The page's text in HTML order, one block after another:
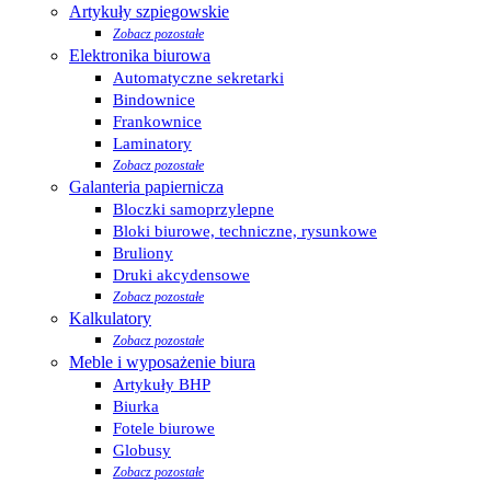
Artykuły szpiegowskie
Zobacz pozostałe
Elektronika biurowa
Automatyczne sekretarki
Bindownice
Frankownice
Laminatory
Zobacz pozostałe
Galanteria papiernicza
Bloczki samoprzylepne
Bloki biurowe, techniczne, rysunkowe
Bruliony
Druki akcydensowe
Zobacz pozostałe
Kalkulatory
Zobacz pozostałe
Meble i wyposażenie biura
Artykuły BHP
Biurka
Fotele biurowe
Globusy
Zobacz pozostałe